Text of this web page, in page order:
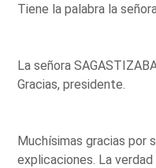
Tiene la palabra la
La señora
Gracias, presidente.
Muchísimas gracias por
explicaciones. La